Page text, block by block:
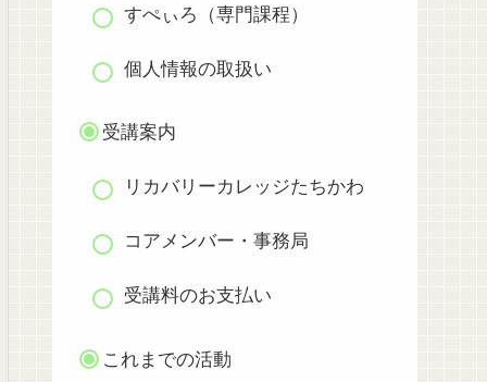
すぺぃろ（専門課程）
個人情報の取扱い
受講案内
リカバリーカレッジたちかわ
コアメンバー・事務局
受講料のお支払い
これまでの活動